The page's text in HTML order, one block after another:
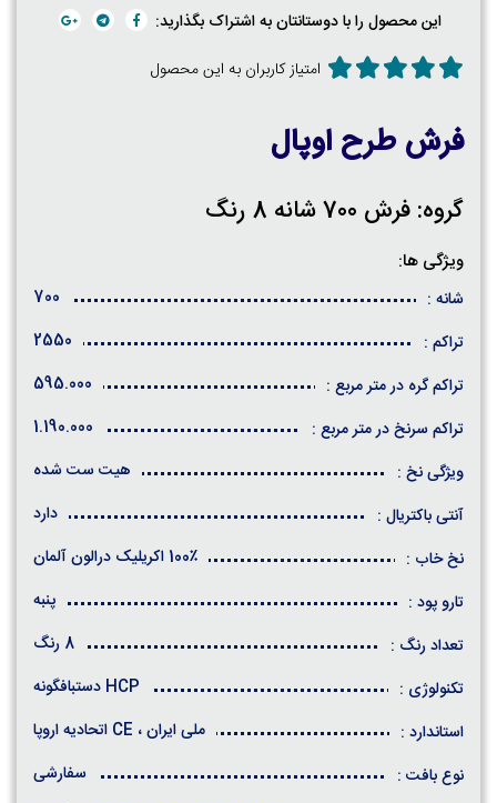
این محصول را با دوستانتان به اشتراک بگذارید:
امتیاز کاربران به این محصول
فرش طرح اوپال
گروه: فرش 700 شانه 8 رنگ
ویژگی ها:
شانه :
700
تراکم :
2550
تراکم گره در متر مربع :
595.000
تراکم سرنخ در متر مربع :
1.190.000
ویژگی نخ :
هیت ست شده
آنتی باکتریال :
دارد
نخ خاب :
100٪ اکریلیک درالون آلمان
تارو پود :
پنبه
تعداد رنگ :
8 رنگ
تکنولوژی :
HCP دستبافگونه
استاندارد :
ملی ایران ، CE اتحادیه اروپا
نوع بافت :
سفارشی